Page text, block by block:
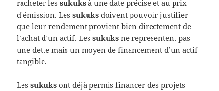
racheter lessukuks à une date précise et au prix
d’émission. Lessukuks doivent pouvoir justifier
que leur rendement provient bien directement de
l’achat d’un actif. Lessukuks ne représentent pas
une dette mais un moyen de financement d’un actif
tangible.
Lessukuks ont déjà permis financer des projets